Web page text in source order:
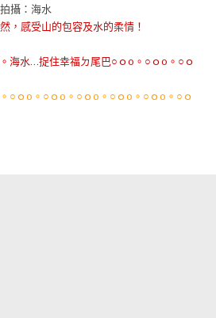
攝：海水
，感受山的包容及水的柔情！
海水…捉住幸福ㄉ尾巴○ｏo。○ｏo。○ｏ
○ｏo。○ｏo。○ｏo。○ｏo。○ｏo。○ｏ